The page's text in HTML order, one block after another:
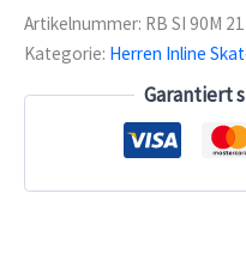
Fitness
Skate
-
Artikelnummer: RB SI 90M 21
Kategorie: Herren Inline
Garantiert